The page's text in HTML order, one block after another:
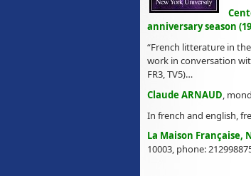
anniversary season
“French litterature in
work in conversation
FR3, TV5)…
Claude ARNAUD,
In french and english,
La Maison Française,
10003, phone: